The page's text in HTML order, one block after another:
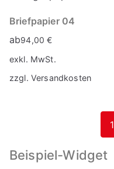
Briefpapier 04
ab94,00€
exkl. MwSt.
zzgl. Versandkosten
1
Beispiel-Widget